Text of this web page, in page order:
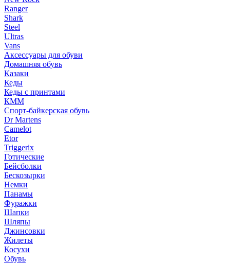
Ranger
Shark
Steel
Ultras
Vans
Аксессуары для обуви
Домашняя обувь
Казаки
Кеды
Кеды с принтами
КММ
Спорт-байкерская обувь
Dr Martens
Camelot
Etor
Triggerix
Готические
Бейсболки
Бескозырки
Немки
Панамы
Фуражки
Шапки
Шляпы
Джинсовки
Жилеты
Косухи
Обувь